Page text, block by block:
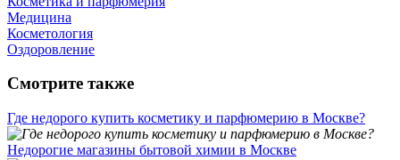
Медицина
Косметология
Оздоровление
Смотрите также
Где недорого купить косметику и парфюмерию в Москве?
Недорогие магазины бытовой химии в Москве